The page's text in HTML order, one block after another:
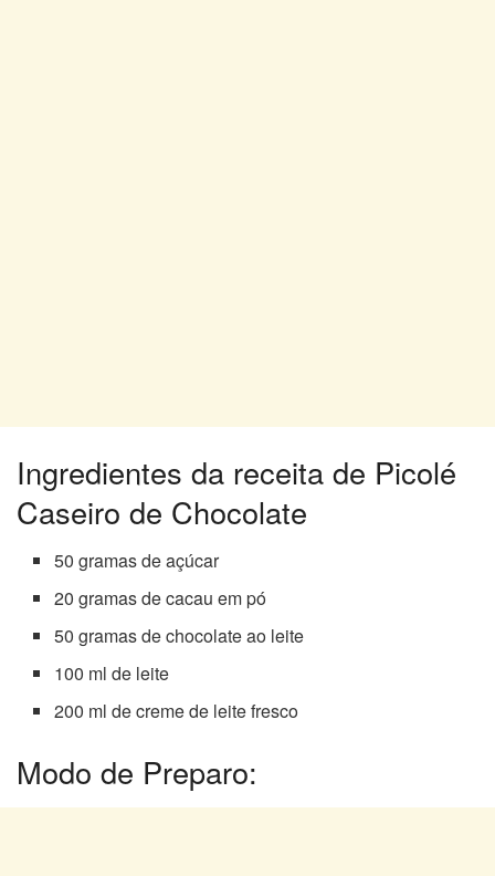
Ingredientes da receita de Picolé
Caseiro de Chocolate
50 gramas de açúcar
20 gramas de cacau em pó
50 gramas de chocolate ao leite
100 ml de leite
200 ml de creme de leite fresco
Modo de Preparo: